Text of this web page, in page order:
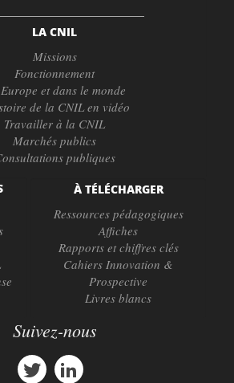
LA CNIL
Missions
Fonctionnement
et dans le monde
de la CNIL en vidéo
Travailler à la CNIL
Marchés publics
publiques
À TÉLÉCHARGER
Ressources pédagogiques
Affiches
Rapports et chiffres clés
Cahiers Innovation &
Prospective
Livres blancs
Suivez-nous